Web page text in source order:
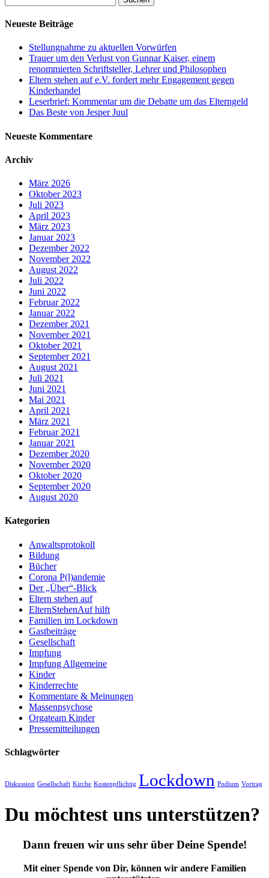
nach:
Neueste Beiträge
Stellungnahme zu aktuellen Vorwürfen
Trauer um den Verlust von Gunnar Kaiser, einem
renommierten Schriftsteller, Lehrer und Philosophen
Eltern stehen auf e.V. fordert mehr Engagement gegen
Kinderhandel
Leserbrief: Kommentar um die Debatte um das Elterngeld
Das Beste von Jesper Juul
Neueste Kommentare
Archiv
März 2026
Oktober 2023
Juli 2023
April 2023
März 2023
Januar 2023
Dezember 2022
November 2022
August 2022
Juli 2022
Juni 2022
Februar 2022
Januar 2022
Dezember 2021
November 2021
Oktober 2021
September 2021
August 2021
Juli 2021
Juni 2021
Mai 2021
April 2021
März 2021
Februar 2021
Januar 2021
Dezember 2020
November 2020
Oktober 2020
September 2020
August 2020
Kategorien
Anwaltsprotokoll
Bildung
Bücher
Corona P(l)andemie
Der „Über“-Blick
Eltern stehen auf
ElternStehenAuf hilft
Familien im Lockdown
Gastbeiträge
Gesellschaft
Impfung
Impfung Allgemeine
Kinder
Kinderrechte
Kommentare & Meinungen
Massenpsychose
Orgateam Kinder
Pressemitteilungen
Schlagwörter
Diskussion Gesellschaft Kirche Kostenpflichtig Lockdown Podium Vortrag
Du möchtest uns unterstützen?
Dann freuen wir uns sehr über Deine Spende!
Mit einer Spende von Dir, können wir andere Familien